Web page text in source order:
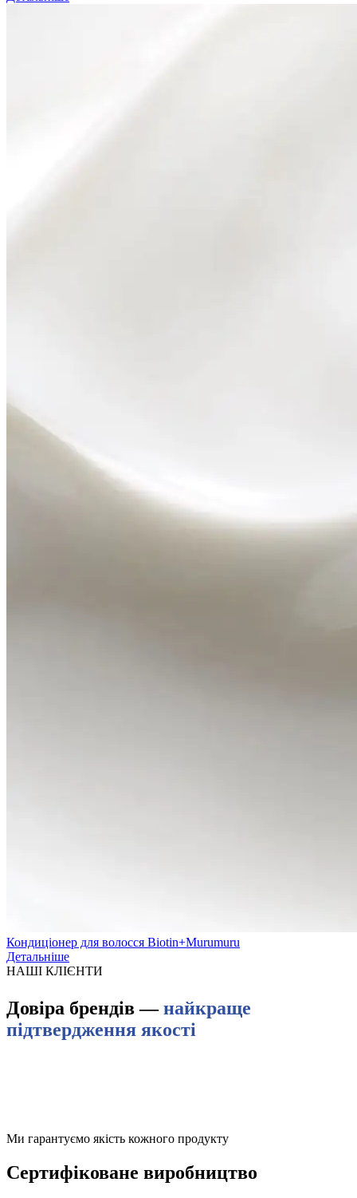
Кондиціонер для волосся Biotin+Murumuru
Детальніше
НАШІ КЛІЄНТИ
Довіра брендів —найкраще
підтвердження якості
Ми гарантуємо якість кожного продукту
Сертифіковане виробництво